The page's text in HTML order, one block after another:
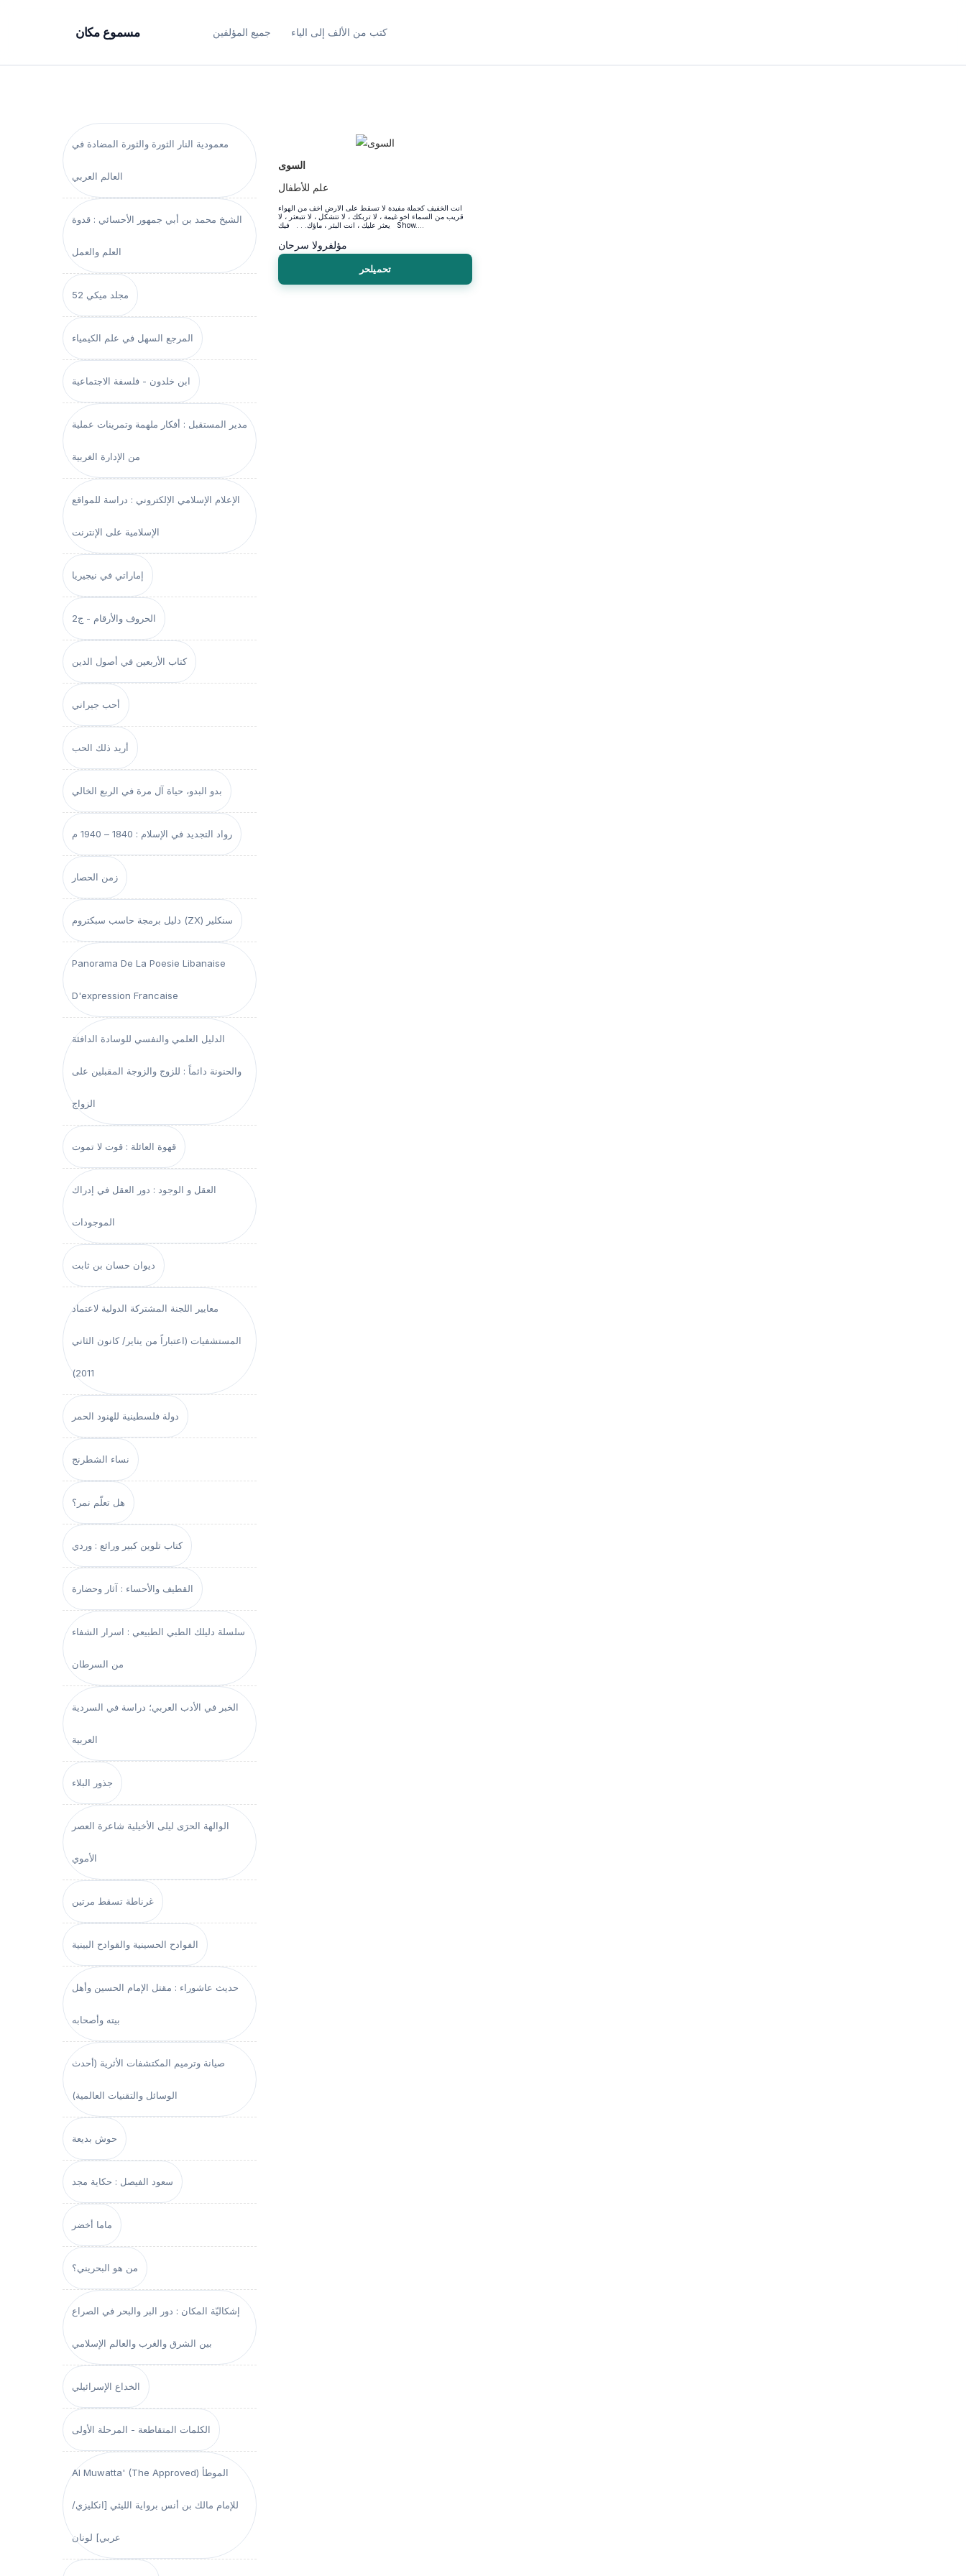
مسموع مكان جميع المؤلفين كتب من الألف إلى الياء
معمودية النار الثورة والثورة المضادة في
العالم العربي
الشيخ محمد بن أبي جمهور الأحسائي : قدوة
العلم والعمل
مجلد ميكي 52
المرجع السهل في علم الكيمياء
ابن خلدون - فلسفة الاجتماعية
مدير المستقبل : أفكار ملهمة وتمرينات عملية
من الإدارة الغربية
الإعلام الإسلامي الإلكتروني : دراسة للمواقع
الإسلامية على الإنترنت
إماراتي في نيجيريا
الحروف والأرقام - ج2
كتاب الأربعين في أصول الدين
أحب جيراني
أريد ذلك الحب
بدو البدو، حياة آل مرة في الربع الخالي
رواد التجديد في الإسلام : 1840 – 1940 م
زمن الحصار
دليل برمجة حاسب سبكتروم (ZX) سنكلير
Panorama De La Poesie Libanaise
D'expression Francaise
الدليل العلمي والنفسي للوسادة الدافئة
والحنونة دائماً : للزوج والزوجة المقبلين على
الزواج
قهوة العائلة : قوت لا تموت
العقل و الوجود : دور العقل في إدراك
الموجودات
ديوان حسان بن ثابت
معايير اللجنة المشتركة الدولية لاعتماد
المستشفيات (اعتباراً من يناير/ كانون الثاني
2011)
دولة فلسطينية للهنود الحمر
نساء الشطرنج
هل تعلّم نمر؟
كتاب تلوين كبير ورائع : وردي
القطيف والأحساء : آثار وحضارة
سلسلة دليلك الطبي الطبيعي : اسرار الشفاء
من السرطان
الخبر في الأدب العربي؛ دراسة في السردية
العربية
جذور البلاء
الوالهة الحرَى ليلى الأخيلية شاعرة العصر
الأموي
غرناطة تسقط مرتين
الفوادح الحسينية والقوادح البينية
حديث عاشوراء : مقتل الإمام الحسين وأهل
بيته وأصحابه
صيانة وترميم المكتشفات الأثرية (أحدث
الوسائل والتقنيات العالمية)
حوش بديعة
سعود الفيصل : حكاية مجد
ماما أخضر
من هو البحريني؟
إشكاليّة المكان : دور البر والبحر في الصراع
بين الشرق والغرب والعالم الإسلامي
الخداع الإسرائيلي
الكلمات المتقاطعة - المرحلة الأولى
Al Muwatta' (The Approved) الموطأ
للإمام مالك بن أنس برواية الليثي [انكليزي/
عربي] لونان
السوى
علم للأطفال
انت الخفيف كجملة مفيدة لا تسقط على الارض اخف من الهواء
قريب من السماء اخو غيمة ، لا تربكك ، لا تتشكل ، لا تتبعثر ، لا
يعثر عليك ، انت البئر ، ماؤك. . . فيك Show....
مؤلفرولا سرحان
تحميلحر